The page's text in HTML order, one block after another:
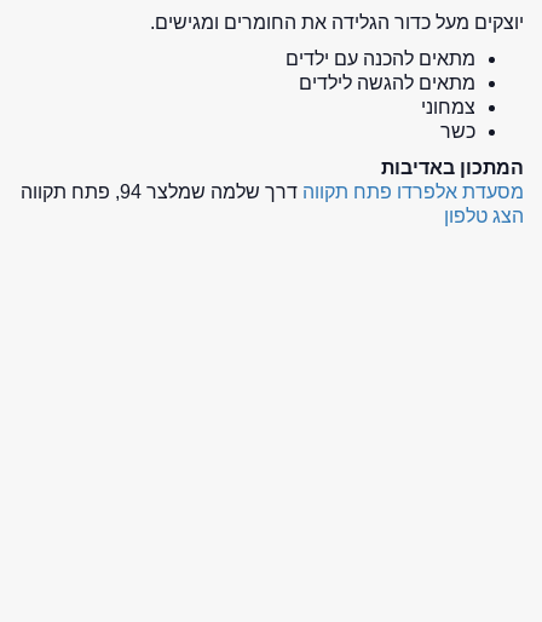
יוצקים מעל כדור הגלידה את החומרים ומגישים.
מתאים להכנה עם ילדים
מתאים להגשה לילדים
צמחוני
כשר
המתכון באדיבות
מסעדת אלפרדו פתח תקווה דרך שלמה שמלצר 94, פתח תקווה
הצג טלפון